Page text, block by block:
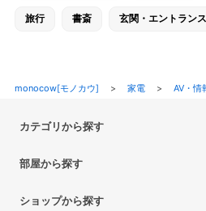
旅行 書斎 玄関・エントランス
monocow[モノカウ] > 家電> AV・情
カテゴリから探す
部屋から探す
ショップから探す